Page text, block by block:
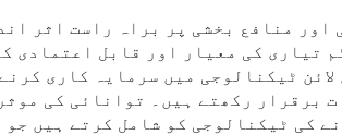
منافع بخشی پر براہ راست اثر
تیاری کی معیار اور قابل اعتمادی
ٹیکنالوجی میں سرمایہ کاری
برقرار رکھتے ہیں۔ توانائی کی
کی ٹیکنالوجی کو شامل کرتے ہیں